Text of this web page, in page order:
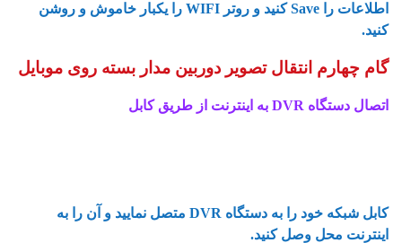
اطلاعات را Save کنید و روتر WIFI را یکبار خاموش و روشن
کنید.
گام چهارم انتقال تصویر دوربین مدار بسته روی موبایل
اتصال دستگاه DVR به اینترنت از طریق کابل
کابل شبکه خود را به دستگاه DVR متصل نمایید و آن را به
اینترنت محل وصل کنید.